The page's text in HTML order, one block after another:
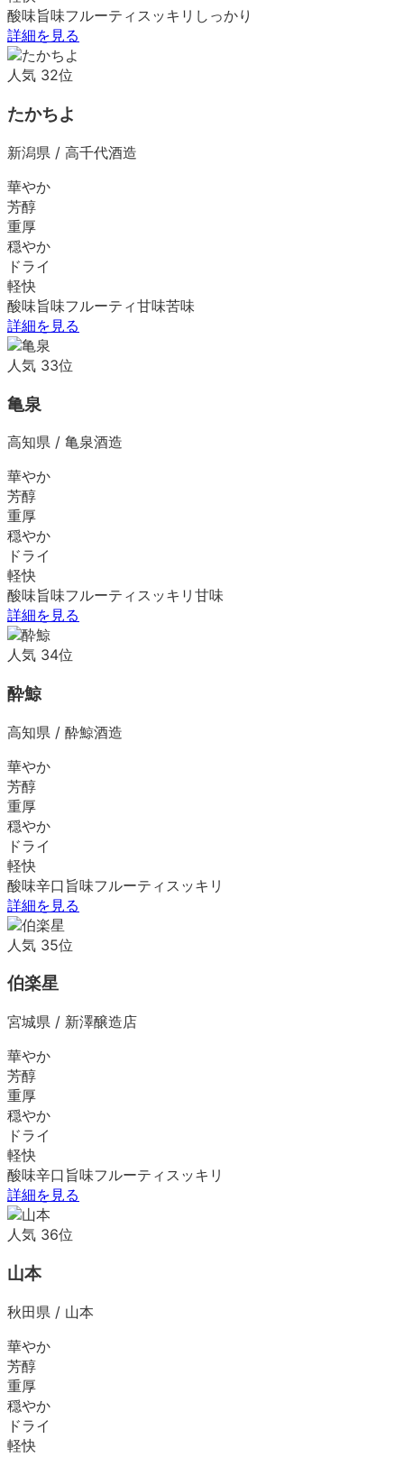
酸味旨味フルーティ スッキリ しっかり
詳細を見る
人気 32位
たかちよ
新潟県 / 高千代酒造
華やか
芳醇
重厚
穏やか
ドライ
軽快
酸味旨味フルーティ甘味苦味
詳細を見る
人気 33位
亀泉
高知県 / 亀泉酒造
華やか
芳醇
重厚
穏やか
ドライ
軽快
酸味旨味フルーティ スッキリ 甘味
詳細を見る
人気 34位
酔鯨
高知県 / 酔鯨酒造
華やか
芳醇
重厚
穏やか
ドライ
軽快
酸味辛口 旨味フルーティ スッキリ
詳細を見る
人気 35位
伯楽星
宮城県 / 新澤醸造店
華やか
芳醇
重厚
穏やか
ドライ
軽快
酸味辛口 旨味フルーティ スッキリ
詳細を見る
人気 36位
山本
秋田県 / 山本
華やか
芳醇
重厚
穏やか
ドライ
軽快